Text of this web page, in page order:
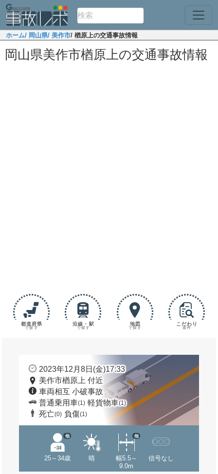
ホーム/ 岡山県/ 美作市/ 楢原上の交通事故情報
岡山県美作市楢原上の交通事故情報
都道府県
で探す
沿線・駅
で探す
地図
で探す
こだわり
条件
2023年12月8日(金)17:33
美作市楢原上 付近
車両相互 小破事故
普通乗用車(1) 軽貨物車(1)
死亡(0) 負傷(1)
25～34歳
他
晴
幅5.5～
9.0m
他
信号なし